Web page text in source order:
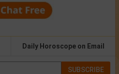
Daily Horoscope on Email
SUBSCRIBE